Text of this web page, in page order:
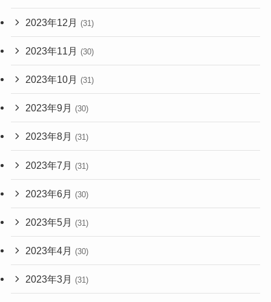
2023年12月 (31)
2023年11月 (30)
2023年10月 (31)
2023年9月 (30)
2023年8月 (31)
2023年7月 (31)
2023年6月 (30)
2023年5月 (31)
2023年4月 (30)
2023年3月 (31)